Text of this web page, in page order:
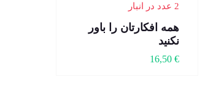
2 عدد در انبار
همه افکارتان را باور
نکنید
16,50 €